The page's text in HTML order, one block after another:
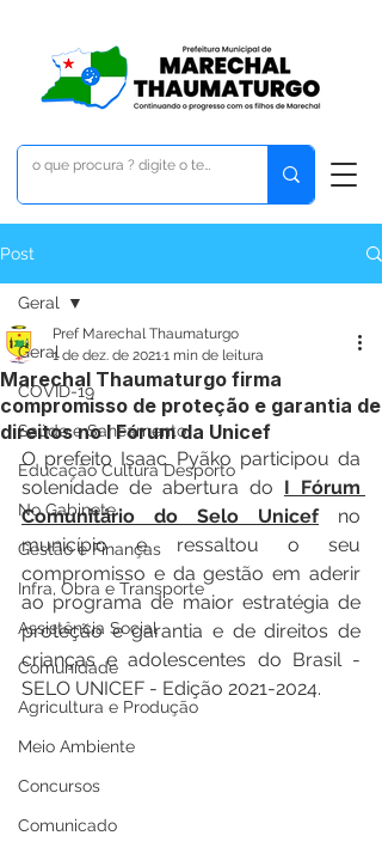
Post
Geral
COVID-19
Saúde e Saneamento
Educação Cultura Desporto
No Gabinete
Gestão e Finanças
Infra, Obra e Transporte
Assistência Social
Comunidade
Agricultura e Produção
Meio Ambiente
Concursos
Comunicado
Geral
Marechal Thaumaturgo firma
compromisso de proteção e garantia de
direitos no I Fórum da Unicef
Pref Marechal Thaumaturgo
1 de dez. de 20211 min de leitura
O prefeito Isaac Pyãko participou da
solenidade de abertura do I Fórum
Comunitário do Selo Unicef no
município e ressaltou o seu
compromisso e da gestão em aderir
ao programa de maior estratégia de
proteção e garantia e de direitos de
crianças e adolescentes do Brasil -
SELO UNICEF - Edição 2021-2024.